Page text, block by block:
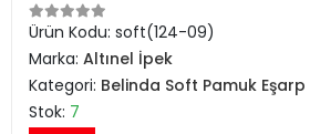
Ürün Kodu: soft(124-09)
Marka: Altınel İpek
Kategori: Belinda Soft Pamuk Eşarp
Stok: 7